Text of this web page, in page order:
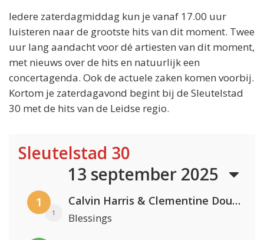
Iedere zaterdagmiddag kun je vanaf 17.00 uur
luisteren naar de grootste hits van dit moment. Twee
uur lang aandacht voor dé artiesten van dit moment,
met nieuws over de hits en natuurlijk een
concertagenda. Ook de actuele zaken komen voorbij.
Kortom je zaterdagavond begint bij de Sleutelstad
30 met de hits van de Leidse regio.
Sleutelstad 30
13 september 2025
1
1
Calvin Harris & Clementine Douglas
Blessings